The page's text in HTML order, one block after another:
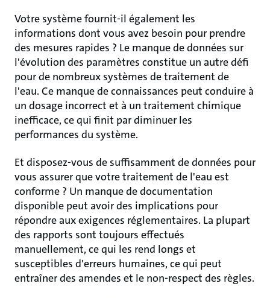
Votre système fournit-il également les
informations dont vous avez besoin pour prendre
des mesures rapides ? Le manque de données sur
l'évolution des paramètres constitue un autre défi
pour de nombreux systèmes de traitement de
l'eau. Ce manque de connaissances peut conduire à
un dosage incorrect et à un traitement chimique
inefficace, ce qui finit par diminuer les
performances du système.
Et disposez-vous de suffisamment de données pour
vous assurer que votre traitement de l'eau est
conforme ? Un manque de documentation
disponible peut avoir des implications pour
répondre aux exigences réglementaires. La plupart
des rapports sont toujours effectués
manuellement, ce qui les rend longs et
susceptibles d'erreurs humaines, ce qui peut
entraîner des amendes et le non-respect des règles.